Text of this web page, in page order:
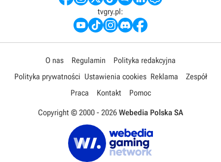
tvgry.pl:
O nas Regulamin
Polityka redakcyjna
Polityka prywatności Ustawienia cookies Reklama
Zespół
Praca
Kontakt Pomoc
Copyright © 2000 - 2026 Webedia Polska SA